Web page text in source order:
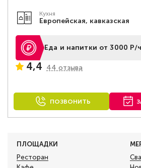
Кухня
Европейская, кавказская
Еда и напитки от 3000 Р/
4,4 44 отзыва
ПОЗВОНИТЬ
ПЛОЩАДКИ
Ресторан